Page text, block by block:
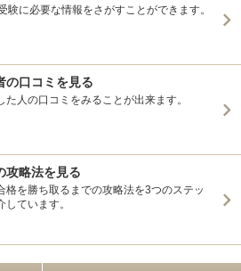
験に必要な情報をさがすことができます。
の口コミを見る
た人の口コミをみることが出来ます。
攻略法を見る
格を勝ち取るまでの攻略法を3つのステッ
しています。